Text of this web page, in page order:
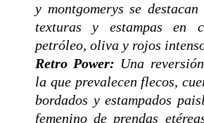
y montgomerys se
texturas y estampas en
petróleo, oliva y rojos
Retro Power: Una
la que prevalecen flecos,
bordados y estampados
femenino de prendas